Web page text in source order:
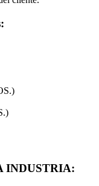
INDUSTRIA: